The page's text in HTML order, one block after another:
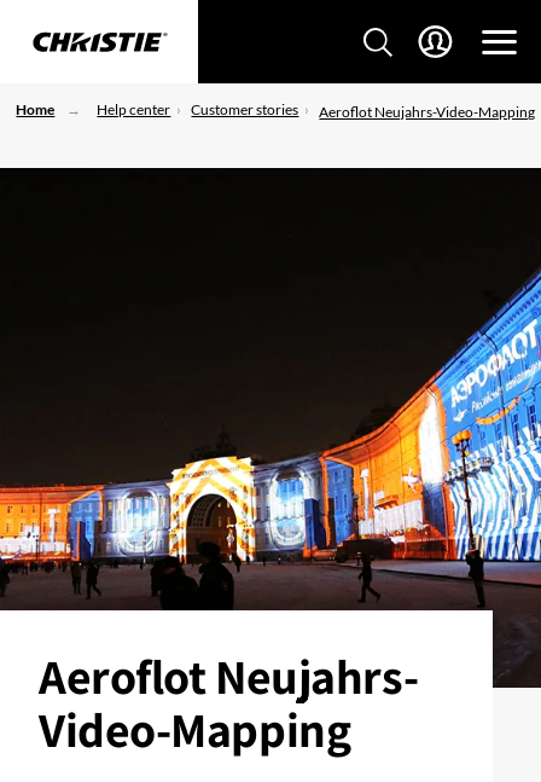
Home Help center Customer stories Aeroflot Neujahrs-Video-Mapping
Aeroflot Neujahrs-
Video-Mapping